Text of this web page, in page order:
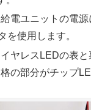
電ユニットの電
を使用します。
ヤレスLEDの表
の部分がチップ